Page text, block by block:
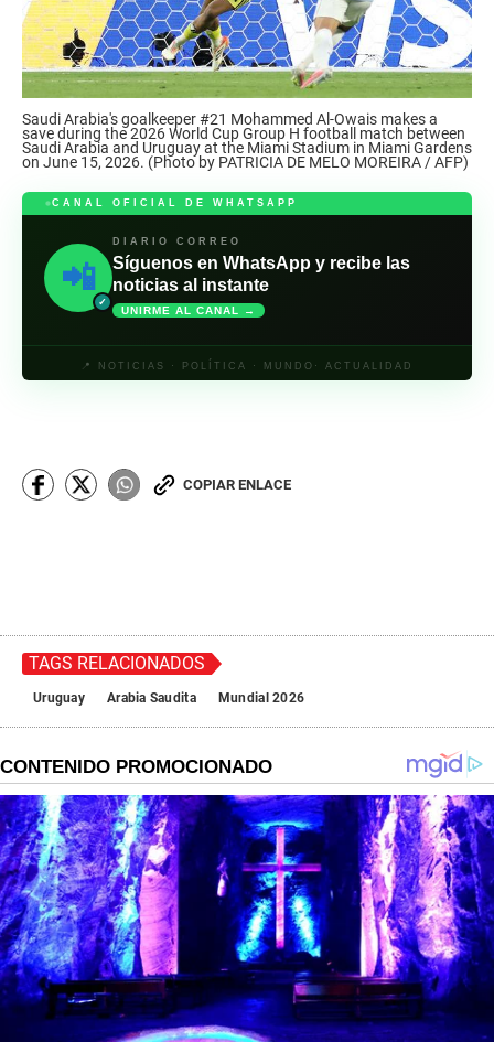
Saudi Arabia's goalkeeper #21 Mohammed Al-Owais makes a
save during the 2026 World Cup Group H football match between
Saudi Arabia and Uruguay at the Miami Stadium in Miami Gardens
on June 15, 2026. (Photo by PATRICIA DE MELO MOREIRA / AFP)
CANAL OFICIAL DE WHATSAPP
📲
✓
DIARIO CORREO
Síguenos en WhatsApp y recibe las
noticias al instante
UNIRME AL CANAL →
📍 NOTICIAS · POLÍTICA · MUNDO· ACTUALIDAD
COPIAR ENLACE
TAGS RELACIONADOS
Uruguay Arabia Saudita Mundial 2026